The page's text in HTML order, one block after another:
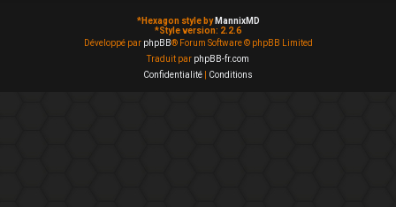
*Hexagon style by MannixMD
*Style version: 2.2.6
Développé par phpBB® Forum Software © phpBB Limited
Traduit par phpBB-fr.com
Confidentialité
Conditions